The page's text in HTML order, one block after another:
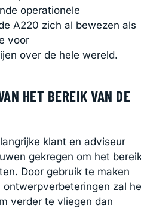
operationele
A220 zich al bewezen als
voor
over de hele wereld.
HET BEREIK VAN DE
klant en adviseur
gekregen om het
Door gebruik te maken
zal
verder te vliegen dan